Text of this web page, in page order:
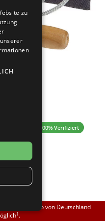
✓ 100% Verifiziert
]
Lager?
1-3 Tage.
wir innerhalb von Deutschland
1.
zu